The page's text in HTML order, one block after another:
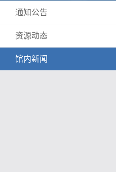
通知公告
资源动态
馆内新闻